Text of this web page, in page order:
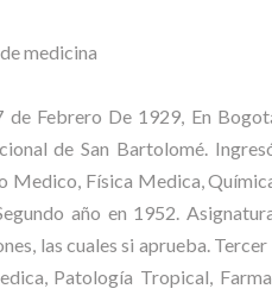
medicina
de Febrero De 1929, En
de San Bartolomé.
Medico, Física Medica,
año en 1952.
las cuales si aprueba.
Patología Tropical,